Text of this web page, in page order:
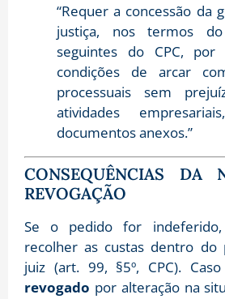
“Requer a concessão da
justiça, nos termos
seguintes do CPC, por
condições de arcar
processuais sem
atividades
documentos anexos.”
CONSEQUÊNCIAS DA
REVOGAÇÃO
Se o pedido for
recolher as custas dentro do
juiz (art. 99, §5º, CPC).
revogado por alteração na